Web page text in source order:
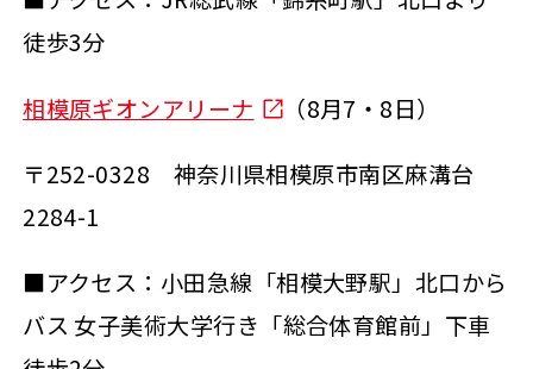
徒歩3分
相模原ギオンアリーナ
（8月7・8日）
〒252-0328 神奈川県相模原市南区麻溝台
2284-1
■アクセス：小田急線「相模大野駅」北口から
バス 女子美術大学行き「総合体育館前」下車